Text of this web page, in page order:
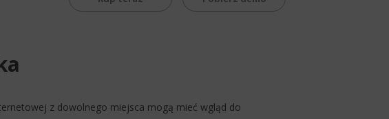
z dowolnego miejsca mogą mieć wgląd do